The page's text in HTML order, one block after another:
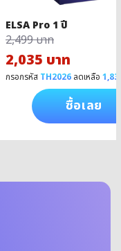
ELSA Pro 1 ปี
2,499 บาท
2,035 บาท
กรอกรหัส TH2026 ลดเหลือ
ซื้อเลย